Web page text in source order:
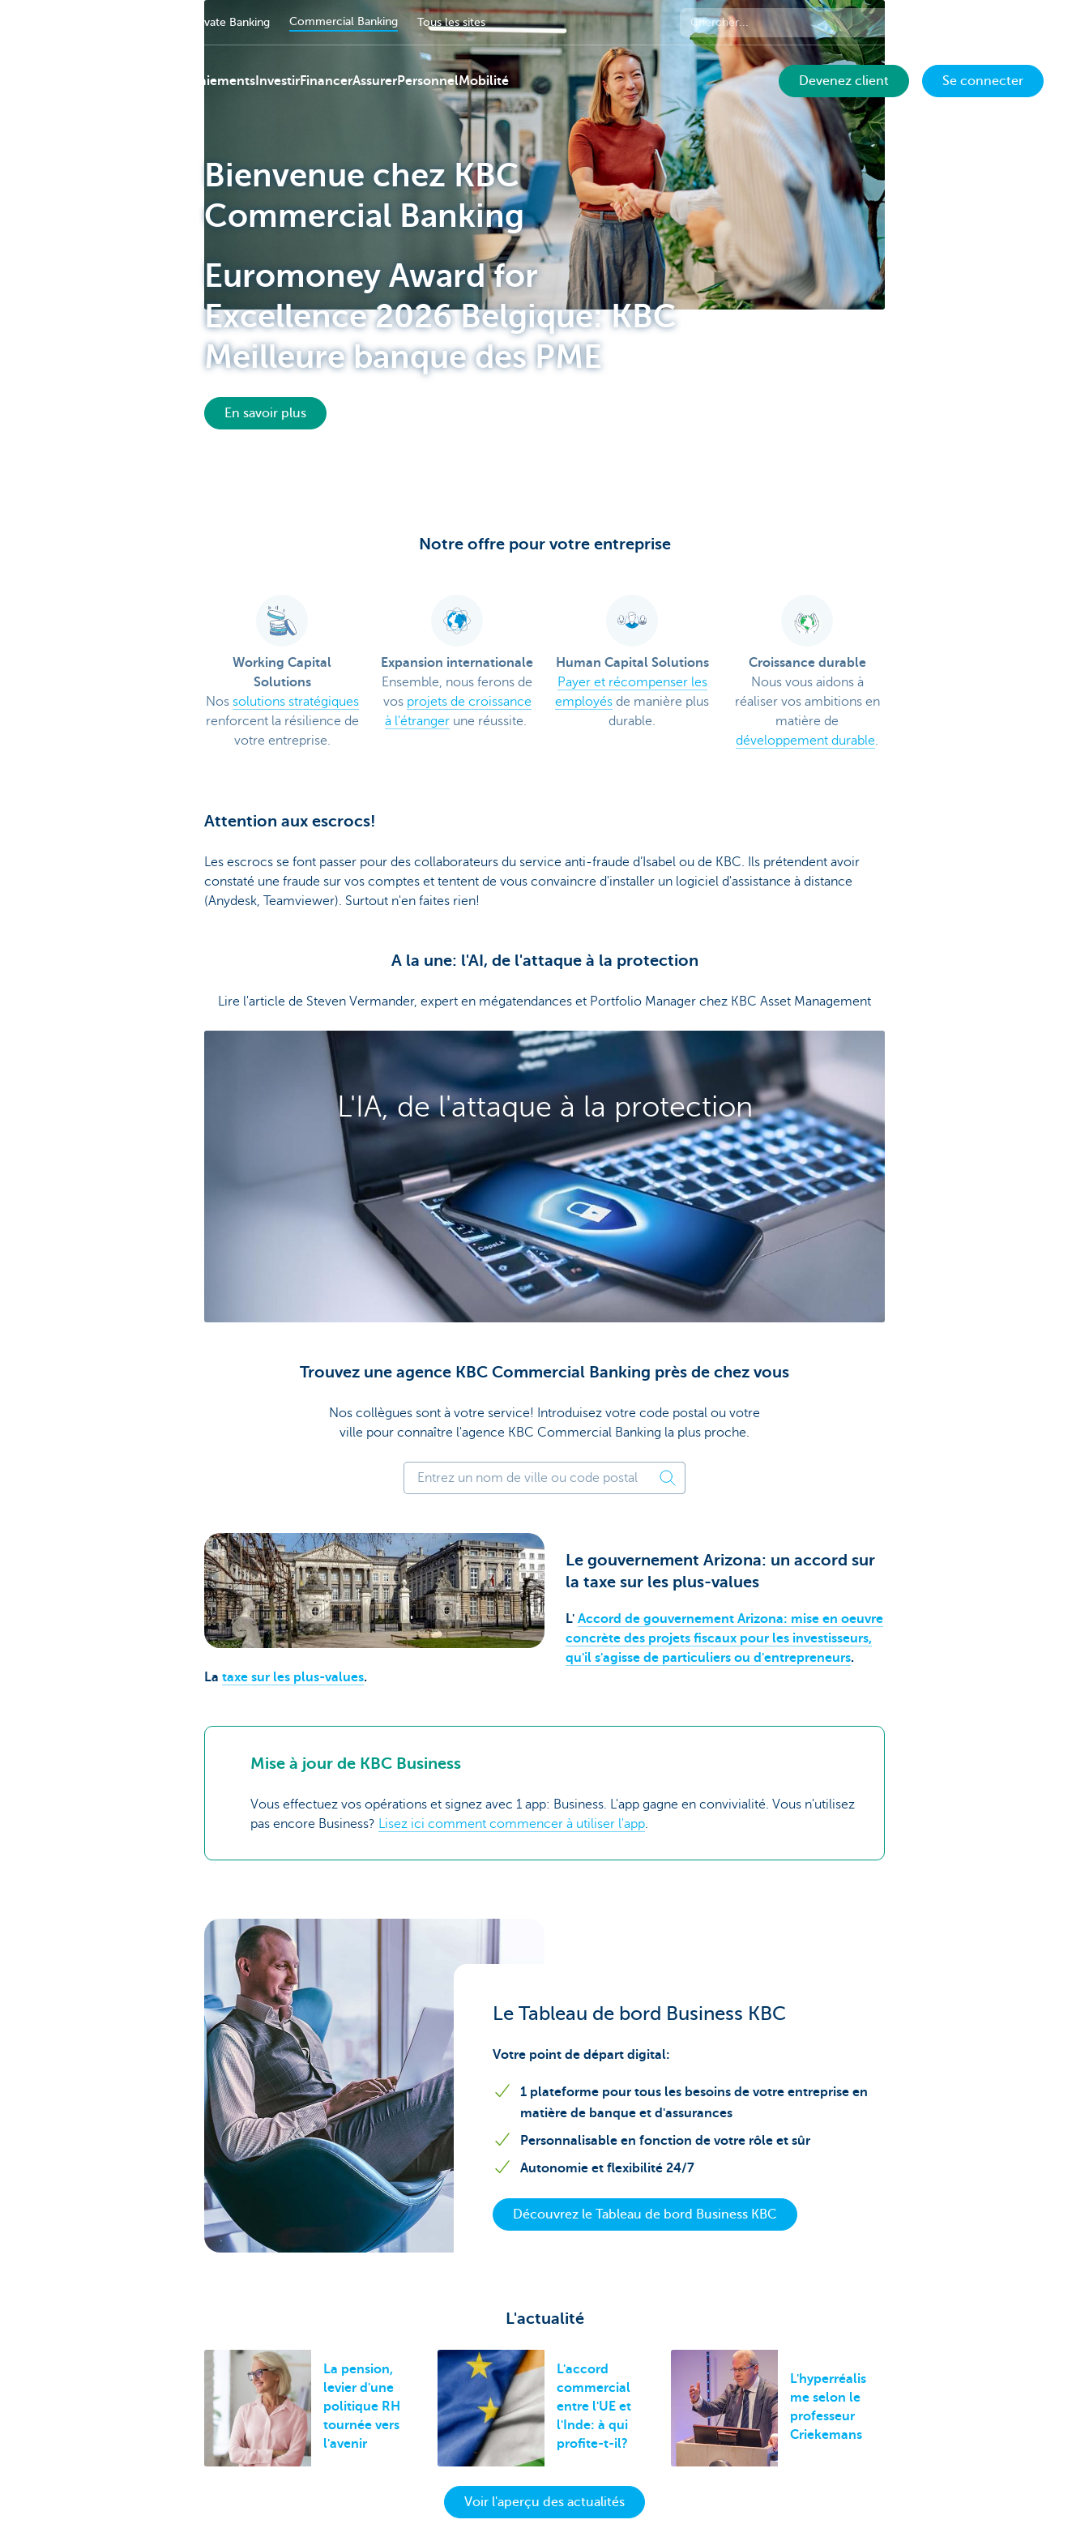
Private Banking Commercial Banking Tous les sites
Services de paiements InvestirFinancerAssurerPersonnelMobilité Devenez client Se connecter
Bienvenue chez KBC
Commercial Banking
Euromoney Award for
Excellence 2026 Belgique: KBC
Meilleure banque des PME
En savoir plus
Notre offre pour votre entreprise
Working Capital
Solutions
Nos solutions stratégiques
renforcent la résilience de
votre entreprise.
Expansion internationale
Ensemble, nous ferons de
vos projets de croissance
à l'étrangerune réussite.
Human Capital Solutions
Payer et récompenser les
employés de manière plus
durable.
Croissance durable
Nous vous aidons à
réaliser vos ambitions en
matière de
développement durable.
Attention aux escrocs!
Les escrocs se font passer pour des collaborateurs du service anti-fraude d’Isabel ou de KBC. Ils prétendent avoir
constaté une fraude sur vos comptes et tentent de vous convaincre d'installer un logiciel d'assistance à distance
(Anydesk, Teamviewer). Surtout n'en faites rien!
A la une: l'AI, de l'attaque à la protection
Lire l'article de Steven Vermander, expert en mégatendances et Portfolio Manager chez KBC Asset Management
L'IA, de l'attaque à la protection
Trouvez une agence KBC Commercial Banking près de chez vous
Nos collègues sont à votre service! Introduisez votre code postal ou votre
ville pour connaître l'agence KBC Commercial Banking la plus proche.
Le gouvernement Arizona: un accord sur
la taxe sur les plus-values
L'Accord de gouvernement Arizona: mise en oeuvre
concrète des projets fiscaux pour les investisseurs,
qu'il s'agisse de particuliers ou d'entrepreneurs.
La taxe sur les plus-values.
Mise à jour de KBC Business
Vous effectuez vos opérations et signez avec 1 app: Business. L'app gagne en convivialité. Vous n'utilisez
pas encore Business? Lisez ici comment commencer à utiliser l'app.
Le Tableau de bord Business KBC
Votre point de départ digital:
1 plateforme pour tous les besoins de votre entreprise en
matière de banque et d'assurances
Personnalisable en fonction de votre rôle et sûr
Autonomie et flexibilité 24/7
Découvrez le Tableau de bord Business KBC
L'actualité
La pension,
levier d'une
politique RH
tournée vers
l'avenir
L'accord
commercial
entre l'UE et
l'Inde: à qui
profite-t-il?
L'hyperréalis
me selon le
professeur
Criekemans
Voir l'aperçu des actualités